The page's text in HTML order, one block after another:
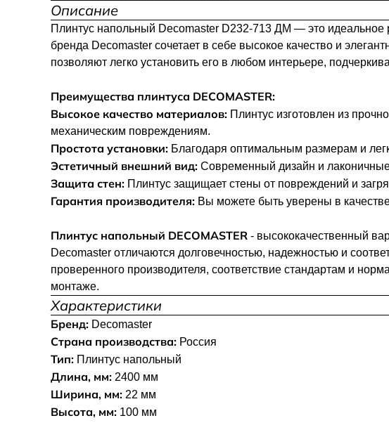
Описание
Плинтус напольный Decomaster D232-713 ДМ — это
бренда Decomaster сочетает в себе высокое качество и
позволяют легко установить его в любом интерьере,
Преимущества плинтуса DECOMASTER:
Высокое качество материалов: Плинтус изготовлен из
механическим повреждениям.
Простота установки: Благодаря оптимальным размерам и
Эстетичный внешний вид: Современный дизайн и
Защита стен: Плинтус защищает стены от повреждений и
Гарантия производителя: Вы можете быть уверены в
Плинтус напольный DECOMASTER - высококачественный
Decomaster отличаются долговечностью, надежностью и
проверенного производителя, соответствие стандартам и
монтаже.
Характеристики
Бренд: Decomaster
Страна производства: Россия
Тип: Плинтус напольный
Длина, мм: 2400 мм
Ширина, мм: 22 мм
Высота, мм: 100 мм